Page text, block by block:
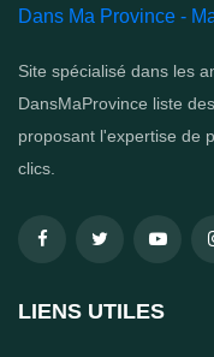
Dans Ma Province -
Site spécialisé dans les
DansMaProvince liste
proposant l'expertise de
clics.
LIENS UTILES